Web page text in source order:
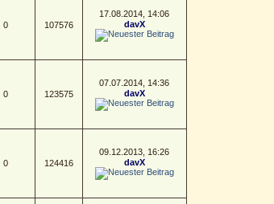
0 107576
17.08.2014, 14:06
davX
0 123575
07.07.2014, 14:36
davX
0 124416
09.12.2013, 16:26
davX